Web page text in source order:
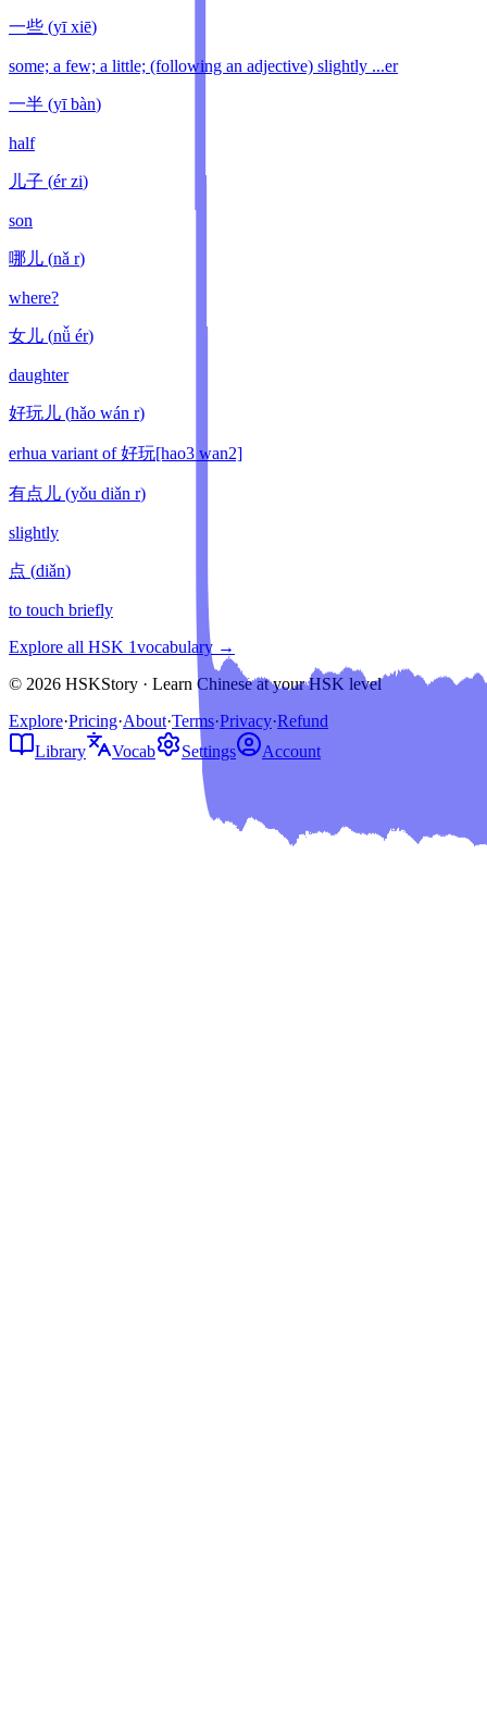
一些 (yī xiē)
some; a few; a little; (following an adjective) slightly ...er
一半 (yī bàn)
half
儿子 (ér zi)
son
哪儿 (nǎ r)
where?
女儿 (nǚ ér)
daughter
好玩儿 (hǎo wán r)
erhua variant of 好玩[hao3 wan2]
有点儿 (yǒu diǎn r)
slightly
点 (diǎn)
to touch briefly
Explore all HSK 1vocabulary →
© 2026 HSKStory · Learn Chinese at your HSK level
Explore·Pricing·About·Terms·Privacy·Refund
Library
Vocab Settings Account